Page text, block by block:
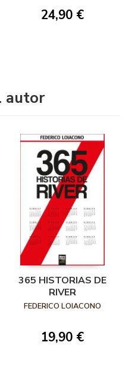
24,90 €
autor
365 HISTORIAS DE
RIVER
FEDERICO LOIACONO
19,90 €